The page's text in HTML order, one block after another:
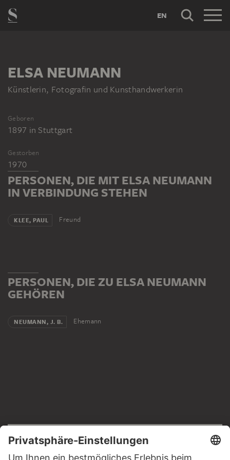
EN
ELSA NEUMANN
Künstlerin, Fotografin und Kunsthandwerkerin
Geboren
1897 in Stuttgart
Gestorben
1970
PERSONEN, DIE MIT ELSA NEUMANN
IN VERBINDUNG STEHEN
KLEE, PAUL Freund
PERSONEN, DIE ZU ELSA NEUMANN
GEHÖREN
NEUMANN, J. B. Ehemann
Impressum
Datenschutz